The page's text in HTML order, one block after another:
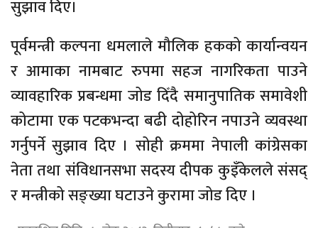
सुझाव दिए।
पूर्वमन्त्री कल्पना धमलाले मौलिक हकको कार्यान्वयन
र आमाका नामबाट रुपमा सहज नागरिकता पाउने
व्यावहारिक प्रबन्धमा जोड दिँदै समानुपातिक समावेशी
कोटामा एक पटकभन्दा बढी दोहोरिन नपाउने व्यवस्था
गर्नुपर्ने सुझाव दिए । सोही क्रममा नेपाली कांग्रेसका
नेता तथा संविधानसभा सदस्य दीपक कुइँकेलले संसद्
र मन्त्रीको सङ्ख्या घटाउने कुरामा जोड दिए ।